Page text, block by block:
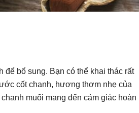
để bổ sung. Bạn có thể khai thác rất
cốt chanh, hương thơm nhẹ của
muối mang đến cảm giác hoàn